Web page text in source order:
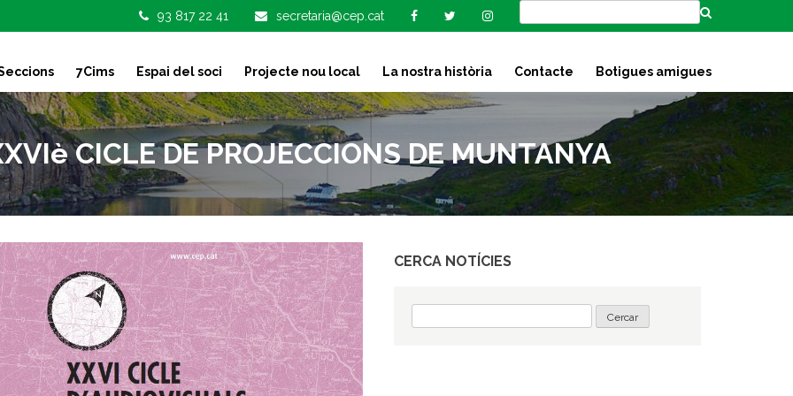
93 817 22 41 secretaria@cep.cat
7Cims Espai del soci Projecte nou local La nostra història Contacte Botigues amigues
CICLE DE PROJECCIONS DE MUNTANYA
CERCA NOTÍCIES